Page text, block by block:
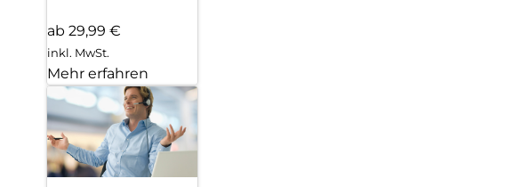
ab 29,99 €
inkl. MwSt.
Mehr erfahren